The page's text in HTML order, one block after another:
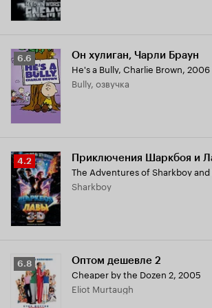
Рейтинг
Кинопоиска
6.6
6.6 Он хулиган, Чарли Браун
He's a Bully, Charlie Brown, 2006
Bully, озвучка
Рейтинг
Кинопоиска
4.2
4.2 Приключения Шаркбоя и
Sharkboy
Рейтинг
Кинопоиска
6.8
6.8 Оптом дешевле 2
Cheaper by the Dozen 2, 2005
Eliot Murtaugh